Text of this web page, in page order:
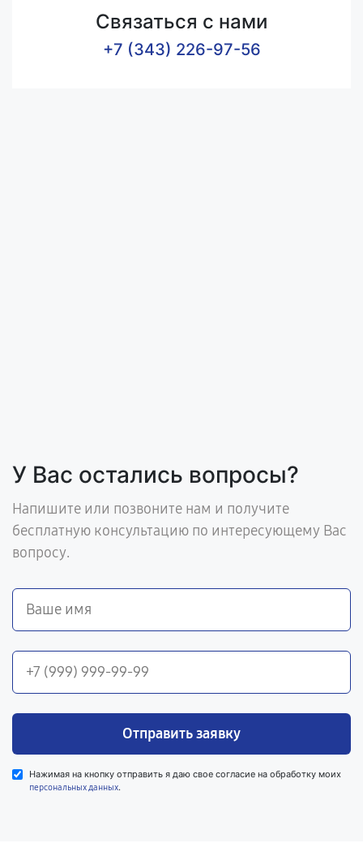
Связаться с нами
+7 (343) 226-97-56
У Вас остались вопросы?
Напишите или позвоните нам и получите
бесплатную консультацию по интересующему Вас
вопросу.
Отправить заявку
Нажимая на кнопку отправить я даю свое согласие на обработку моих
персональных данных.